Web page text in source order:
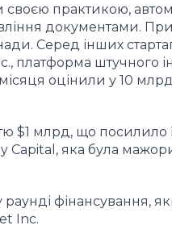
своєю практикою,
документами. При
Серед інших
платформа штучного
оцінили у 10
$1 млрд, що посилило
Capital, яка була
фінансування,
Inc.